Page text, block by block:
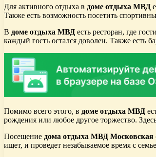
Для активного отдыха в доме отдыха МВД
Также есть возможность посетить
В доме отдыха МВД есть ресторан, где
каждый гость остался доволен. Также есть
Помимо всего этого, в доме отдыха МВД
рождения или любое другое торжество.
Посещение дома отдыха МВД Московская
ищет, и проведет незабываемое время с